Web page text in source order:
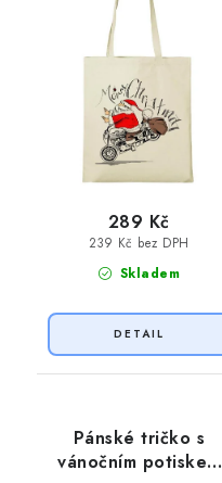
Skladem
239 Kč bez DPH
289 Kč
Pánské tričko s
vánočním potiskem